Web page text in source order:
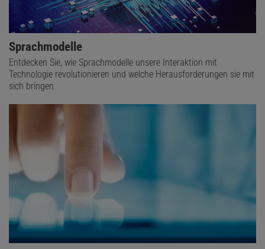
Sprachmodelle
Entdecken Sie, wie Sprachmodelle unsere Interaktion mit
Technologie revolutionieren und welche Herausforderungen sie mit
sich bringen